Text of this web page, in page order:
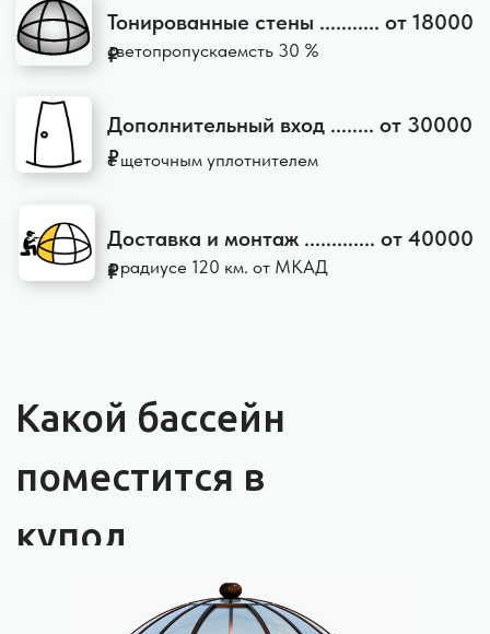
системы фильтрации. Вы сокращаете
расходы на обслуживание бассейна
и экономите время на уборке.
Таким образом, купол для бассейна станет
отличным вложением в ваш комфорт
ветер не испортят планы для отдыха
на свежем воздухе. Павильон для бассейна
спасет вас от непогоды и обеспечит
Видеоролики
купола для